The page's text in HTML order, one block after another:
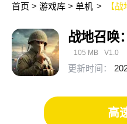
首页 > 游戏库> 单机 > 【
战地召唤
105 MB V1.0
更新时间：
高